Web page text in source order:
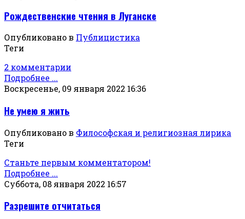
Рождественские чтения в Луганске
Опубликовано в Публицистика
Теги
2 комментарии
Подробнее ...
Воскресенье, 09 января 2022 16:36
Не умею я жить
Опубликовано в Философская и религиозная лирика
Теги
Станьте первым комментатором!
Подробнее ...
Суббота, 08 января 2022 16:57
Разрешите отчитаться